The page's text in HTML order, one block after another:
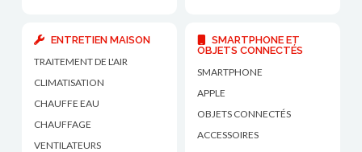
ENTRETIEN MAISON
TRAITEMENT DE L'AIR
CLIMATISATION
CHAUFFE EAU
CHAUFFAGE
VENTILATEURS
SMARTPHONE ET
OBJETS CONNECTÉS
SMARTPHONE
APPLE
OBJETS CONNECTÉS
ACCESSOIRES